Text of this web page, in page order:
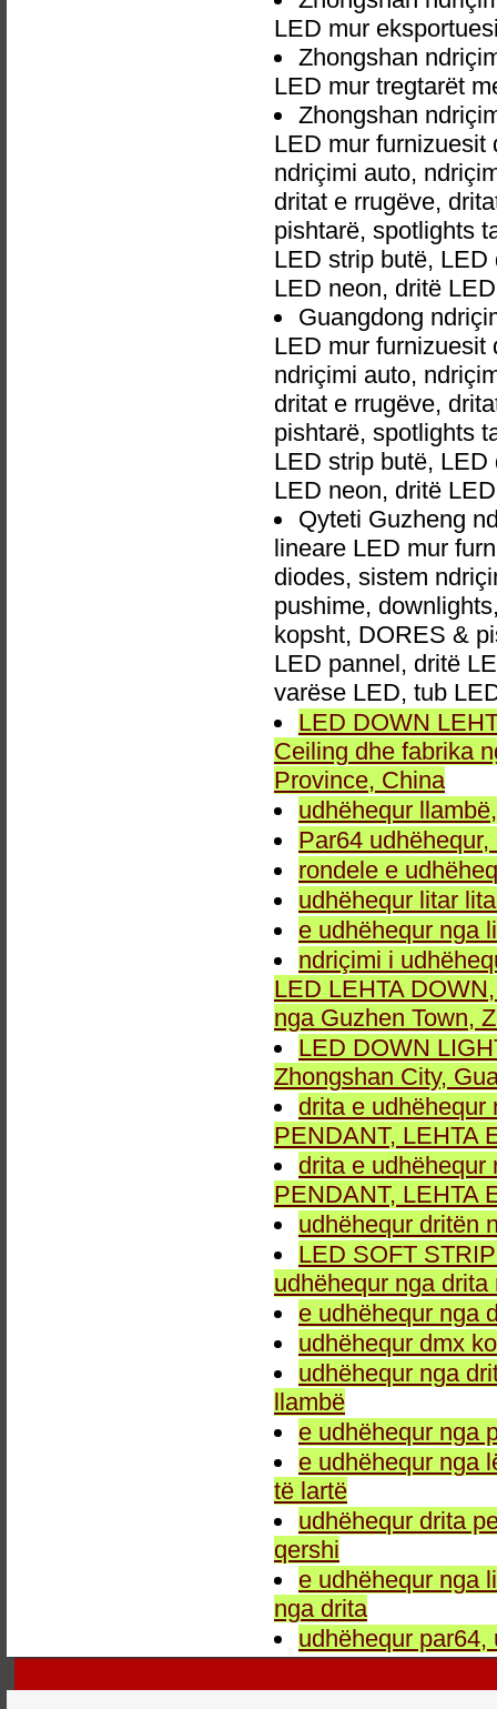
LED mur
Zhongshan
LED mur tregtarët
Zhongshan
LED mur furnizuesit
ndriçimi auto,
dritat e rrugëve,
pishtarë, spotlights
LED strip butë,
LED neon, dritë
Guangdong
LED mur furnizuesit
ndriçimi auto,
dritat e rrugëve,
pishtarë, spotlights
LED strip butë,
LED neon, dritë
Qyteti Guzheng
lineare LED mur
diodes, sistem
pushime,
kopsht, DORES &
LED pannel, dritë
varëse LED, tub
LED DOWN
Ceiling dhe fabrika
Province, China
udhëhequr
Par64
rondele e
udhëhequr litar
e udhëhequr nga
ndriçimi i
LED LEHTA
nga Guzhen Town,
LED DOWN
Zhongshan City,
drita e udhëhequr
PENDANT, LEHTA
drita e udhëhequr
PENDANT, LEHTA
udhëhequr dritën
LED SOFT
udhëhequr nga
e udhëhequr nga
udhëhequr dmx
udhëhequr nga
llambë
e udhëhequr nga
e udhëhequr nga
të lartë
udhëhequr drita
qershi
e udhëhequr nga
nga drita
udhëhequr